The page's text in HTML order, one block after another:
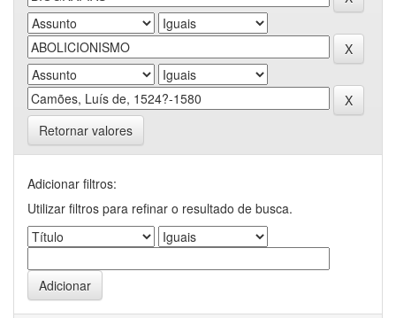
Retornar valores
Adicionar filtros:
Utilizar filtros para refinar o resultado de busca.